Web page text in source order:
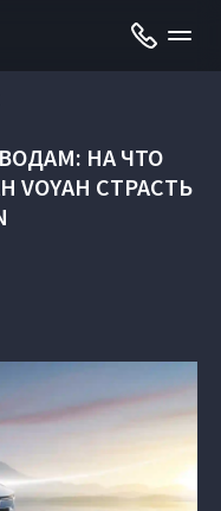
НА ЧТО
СТРАСТЬ